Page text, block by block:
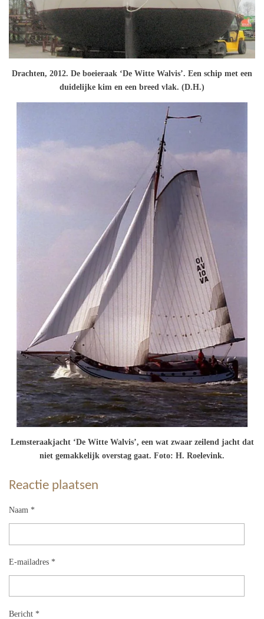
Drachten, 2012. De boeieraak ‘De Witte Walvis’. Een schip met een
duidelijke kim en een breed vlak. (D.H.)
Lemsteraakjacht ‘De Witte Walvis’, een wat zwaar zeilend jacht dat
niet gemakkelijk overstag gaat. Foto: H. Roelevink.
Reactie plaatsen
Naam *
E-mailadres *
Bericht *